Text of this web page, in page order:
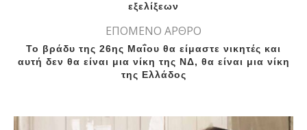
εξελίξεων
ΕΠΟΜΕΝΟ ΑΡΘΡΟ
Το βράδυ της 26ης Μαΐου θα είμαστε νικητές και
αυτή δεν θα είναι μια νίκη της ΝΔ, θα είναι μια νίκη
της Ελλάδος